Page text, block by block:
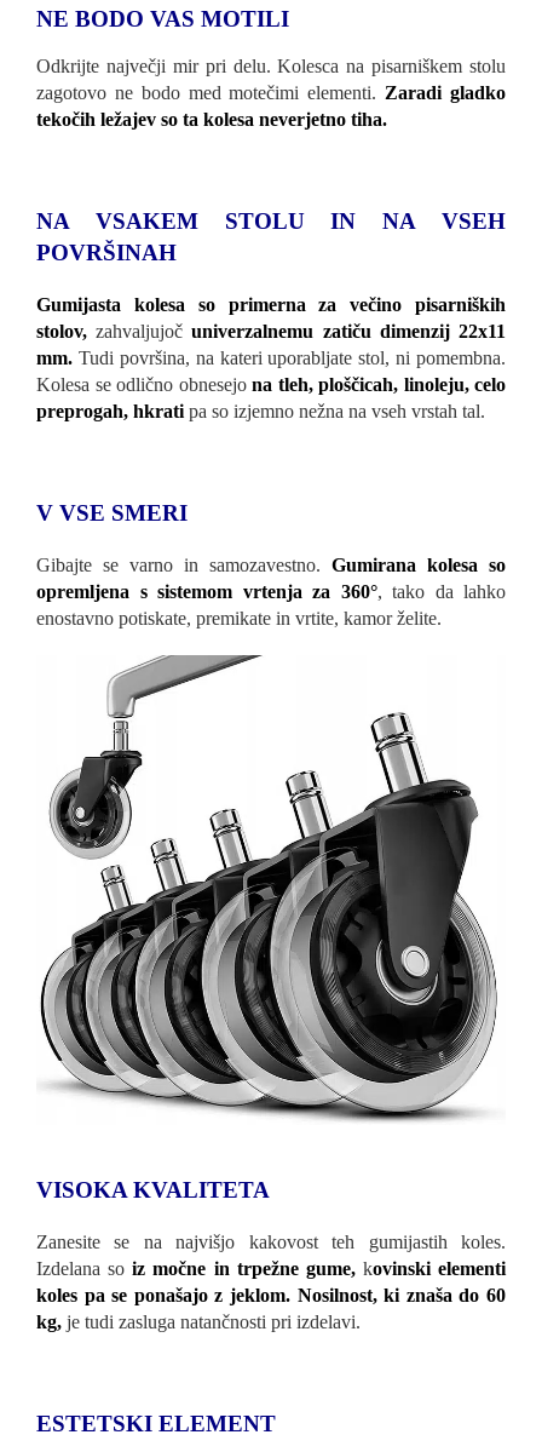
NE BODO VAS MOTILI
Odkrijte največji mir pri delu. Kolesca na pisarniškem stolu
zagotovo ne bodo med motečimi elementi. Zaradi gladko
tekočih ležajev so ta kolesa neverjetno tiha.
NA VSAKEM STOLU IN NA VSEH
POVRŠINAH
Gumijasta kolesa so primerna za večino pisarniških
stolov, zahvaljujočuniverzalnemu zatiču dimenzij 22x11
mm. Tudi površina, na kateri uporabljate stol, ni pomembna.
Kolesa se odlično obnesejo na tleh, ploščicah, linoleju, celo
preprogah, hkrati pa so izjemno nežna na vseh vrstah tal.
V VSE SMERI
Gibajte se varno in samozavestno. Gumirana kolesa so
opremljena s sistemom vrtenja za 360°, tako da lahko
enostavno potiskate, premikate in vrtite, kamor želite.
VISOKA KVALITETA
Zanesite se na najvišjo kakovost teh gumijastih koles.
Izdelana so iz močne in trpežne gume,kovinski elementi
koles pa se ponašajo z jeklom. Nosilnost, ki znaša do 60
kg, je tudi zasluga natančnosti pri izdelavi.
ESTETSKI ELEMENT